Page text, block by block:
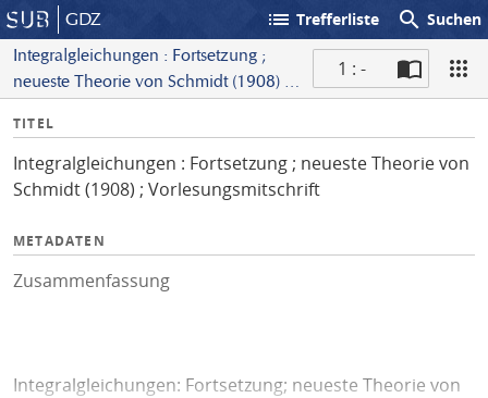
GDZ list Trefferliste search Suchen
Integralgleichungen : Fortsetzung ;
neueste Theorie von Schmidt (1908) ;
1 : -
I
f
o
TITEL
Integralgleichungen : Fortsetzung ; neueste Theorie von
Schmidt (1908) ; Vorlesungsmitschrift
METADATEN
Zusammenfassung
Integralgleichungen: Fortsetzung; neueste Theorie von